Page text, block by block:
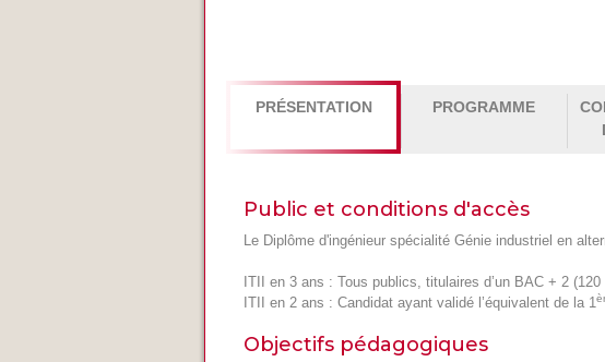
PRÉSENTATION PROGRAMME
Public et conditions d'accès
Le Diplôme d'ingénieur spécialité Génie industriel en
ITII en 3 ans : Tous publics, titulaires d’un BAC + 2
ITII en 2 ans : Candidat ayant validé l’équivalent de la 1
Objectifs pédagogiques